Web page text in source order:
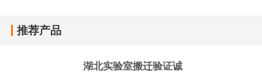
推荐产品
湖北实验室搬迁验证诚